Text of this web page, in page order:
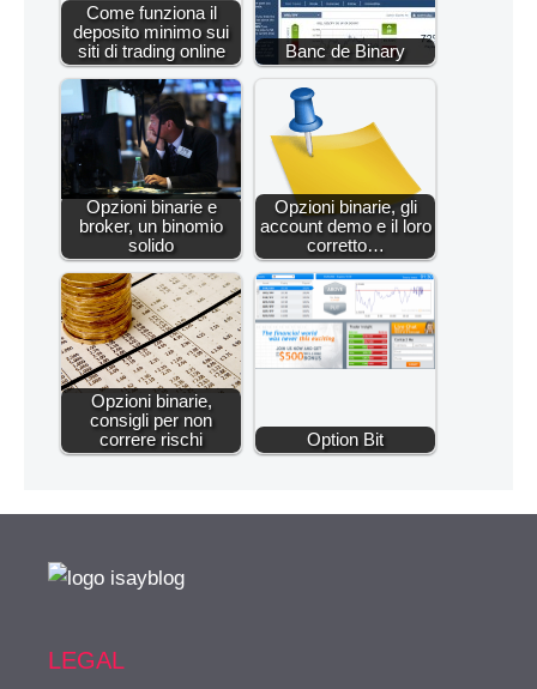
Come funziona il
deposito minimo sui
siti di trading online
Banc de Binary
Opzioni binarie e
broker, un binomio
solido
Opzioni binarie, gli
account demo e il loro
corretto…
Opzioni binarie,
consigli per non
correre rischi
Option Bit
LEGAL